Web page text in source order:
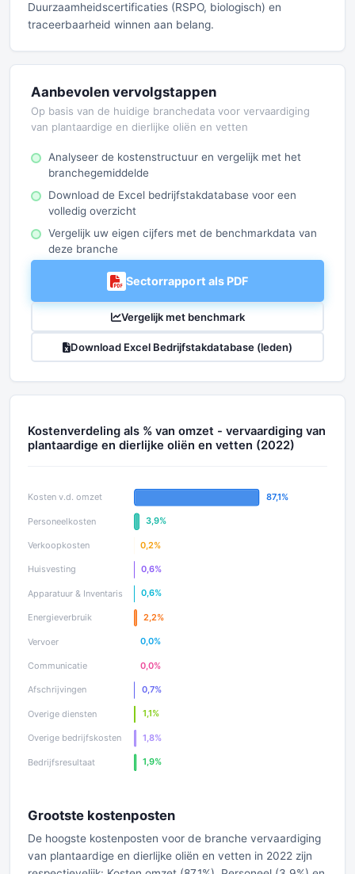
Duurzaamheidscertificaties (RSPO, biologisch) en
traceerbaarheid winnen aan belang.
Aanbevolen vervolgstappen
Op basis van de huidige branchedata voor vervaardiging
van plantaardige en dierlijke oliën en vetten
Analyseer de kostenstructuur en vergelijk met het
branchegemiddelde
Download de Excel bedrijfstakdatabase voor een
volledig overzicht
Vergelijk uw eigen cijfers met de benchmarkdata van
deze branche
Sectorrapport als PDF
Vergelijk met benchmark
Download Excel Bedrijfstakdatabase (leden)
Kostenverdeling als % van omzet - vervaardiging van
plantaardige en dierlijke oliën en vetten (2022)
Grootste kostenposten
De hoogste kostenposten voor de branche vervaardiging
van plantaardige en dierlijke oliën en vetten in 2022 zijn